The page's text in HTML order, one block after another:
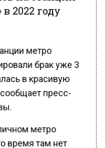
2022 году
метро
брак уже 3
в красивую
пресс-
метро
время там нет